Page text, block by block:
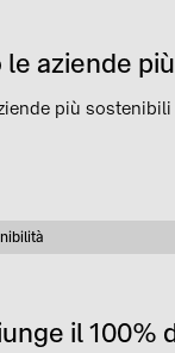
le aziende
più
il